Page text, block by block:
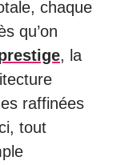
chaque
qu’on
, la
raffinées
tout